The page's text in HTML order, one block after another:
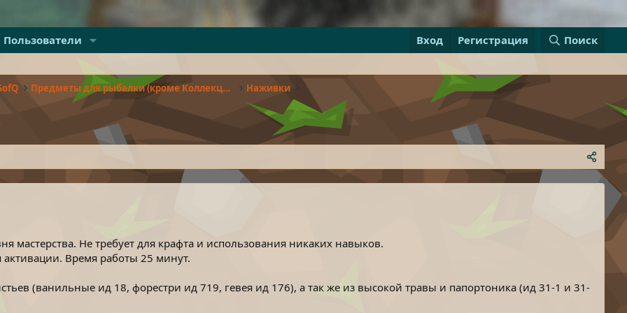
Пользователи Вход Регистрация Поиск
Предметы для рыбалки (кроме Коллекций) Наживки
мастерства. Не требует для крафта и использования никаких навыков.
активации. Время работы 25 минут.
(ванильные ид 18, форестри ид 719, гевея ид 176), а так же из высокой травы и папортоника (ид 31-1 и 31-